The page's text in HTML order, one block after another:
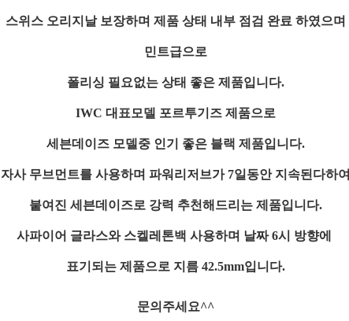
스위스 오리지날 보장하며 제품 상태 내부 점검 완료 하였으며
민트급으로
폴리싱 필요없는 상태 좋은 제품입니다.
IWC 대표모델 포르투기즈 제품으로
세븐데이즈 모델중 인기 좋은 블랙 제품입니다.
자사 무브먼트를 사용하며 파워리저브가 7일동안 지속된다하여
붙여진 세븐데이즈로 강력 추천해드리는 제품입니다.
사파이어 글라스와 스켈레톤백 사용하며 날짜 6시 방향에
표기되는 제품으로 지름 42.5mm입니다.
문의주세요^^